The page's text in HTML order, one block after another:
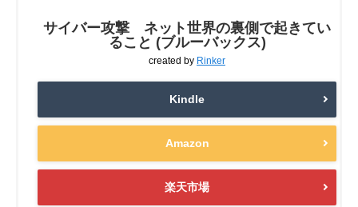
サイバー攻撃 ネット世界の裏側で起きてい
ること (ブルーバックス)
created by Rinker
Kindle
Amazon
楽天市場